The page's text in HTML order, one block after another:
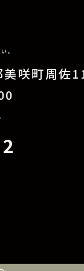
咲町周佐